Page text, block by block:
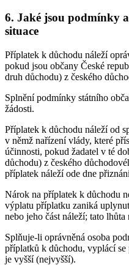
6. Jaké jsou podmínky
situace
Příplatek k důchodu náleží
pokud jsou občany České
druh důchodu) z českého
Splnění podmínky státního
žádosti.
Příplatek k důchodu náleží od
v němž nařízení vlády, které
účinnosti, pokud žadatel v té
důchodu) z českého
příplatek náleží ode dne
Nárok na příplatek k důchodu
výplatu příplatku zaniká
nebo jeho část náleží; tato
Splňuje-li oprávněná osoba
příplatků k důchodu, vyplácí se
je vyšší (nejvyšší).